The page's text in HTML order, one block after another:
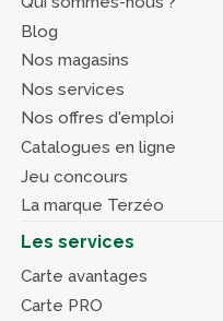
Blog
Nos magasins
Nos services
Nos offres d'emploi
Catalogues en ligne
Jeu concours
La marque Terzéo
Les services
Carte avantages
Carte PRO